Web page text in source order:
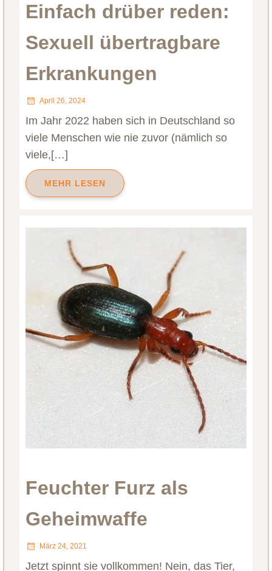
Einfach drüber reden:
Sexuell übertragbare
Erkrankungen
April 26, 2024
Im Jahr 2022 haben sich in Deutschland so
viele Menschen wie nie zuvor (nämlich so
viele,[…]
MEHR LESEN
Feuchter Furz als
Geheimwaffe
März 24, 2021
Jetzt spinnt sie vollkommen! Nein, das Tier,